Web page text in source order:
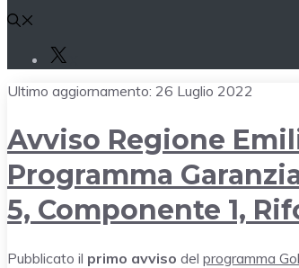
Ultimo aggiornamento: 26 Luglio 2022
Avviso Regione
Programma
5, Componente 1,
Pubblicato il primo avviso del programma Gol